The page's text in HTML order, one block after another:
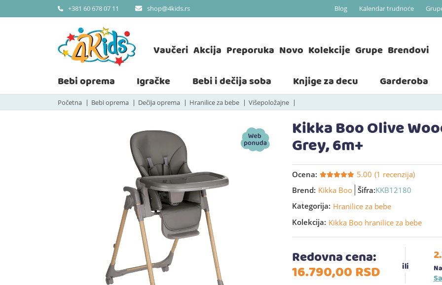
+381 60 678 07 11 shop@4kids.rs Blog Kalendar trudnoće
Vaučeri Akcija Preporuka Novo Kolekcije Grupe Brendovi
Bebi oprema Igračke Bebi i dečija soba Knjige za decu Garderoba
Početna Bebi oprema Dečija oprema Hranilice za bebe Višepoložajne
Kikka Boo Olive
Grey, 6m+
Ocena: 5.00 (1 recenzija)
Brend: Kikka Boo Šifra:KKB12180
Kategorija: Hranilice za bebe
Kolekcija: Kikka Boo hranilice za bebe
Redovna cena:
16.790,00RSD